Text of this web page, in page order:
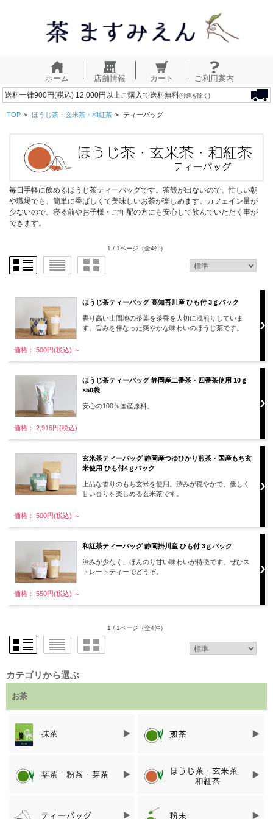
ホーム 店舗情報 カート ご利用案内
送料一律900円(税込) 12,000円以上ご購入で送料無料(沖縄を除く)
TOP > ほうじ茶・玄米茶・和紅茶 > ティーバッグ
毎日手軽に飲めるほうじ茶ティーバッグです。茶殻が出ないので、忙しい朝
や職場でも、簡単に香ばしくて美味しいお茶が楽しめます。カフェイン量が
少ないので、寝る前やお子様・ご年配の方にも安心して飲んでいただく事が
できます。
1 / 1ページ （全4件）
ほうじ茶ティーバッグ 高知吾川産 ひも付 3ｇパック
香り高い山間地の茶葉を茶香を大切に浅煎りしていま
す。旨みを伴なった爽やかな味わいのほうじ茶です。
価格： 500円(税込) ～
ほうじ茶ティーバッグ 静岡産二番茶・四番茶使用 10ｇ
×50袋
安心の100％国産原料。
価格： 2,916円(税込)
玄米茶ティーバッグ 静岡産つゆひかり煎茶・国産もち玄
米使用 ひも付4ｇパック
上品な香りのもち玄米を使用。渋みが穏やかで、優しく
甘い香りを楽しめる玄米茶です。
価格： 500円(税込) ～
和紅茶ティーバッグ 静岡掛川産 ひも付 3ｇパック
渋みが少なく、ほんのり甘い味わいが特徴です。ぜひス
トレートティーでどうぞ。
価格： 550円(税込) ～
1 / 1ページ （全4件）
カテゴリから選ぶ
お茶